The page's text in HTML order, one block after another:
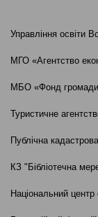
Управління освіти
МГО «Агентство
МБО «Фонд громади
Туристичне
Публічна
КЗ "Бібліотечна
Національний